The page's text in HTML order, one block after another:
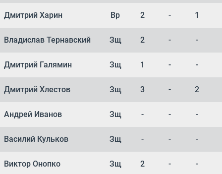
Дмитрий Харин Вр 2 - 1
Владислав Тернавский Зщ 2 - -
Дмитрий Галямин Зщ 1 - -
Дмитрий Хлестов Зщ 3 - 2
Андрей Иванов Зщ - - -
Василий Кульков Зщ - - -
Виктор Онопко Зщ 2 - -